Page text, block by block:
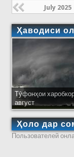
July 2025
Ҳаводиси
Тӯфонҳои
август
Ҳоло дар
Пользователей